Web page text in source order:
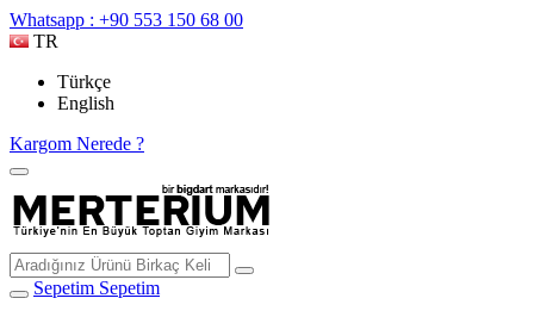
Whatsapp : +90 553 150 68 00
TR
Türkçe
English
Kargom Nerede ?
Sepetim Sepetim